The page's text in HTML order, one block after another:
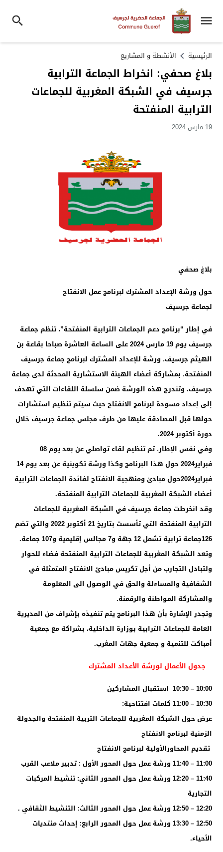
الرئيسية الأنشطة و المشاريع
بلاغ صحفي: انخراط الجماعة الترابية
جرسيف في الشبكة المغربية للجماعات
الترابية المنفتحة
19 مارس 2024
بلاغ صحفي
حول ورشة الإعداد المشترك لبرنامج عمل الانفتاح
لجماعة جرسيف
في إطار “برنامج دعم الجماعات الترابية المنفتحة”، تنظم جماعة
جرسيف يوم 19 مارس 2024 على الساعة العاشرة صباحا بقاعة بن
الهيثم جرسيف، ورشة للإعداد المشترك لبرنامج جماعة جرسيف
المنفتحة، بمشاركة أعضاء الهيئة الاستشارية المحدثة لدى جماعة
جرسيف. وتندرج هذه الورشة ضمن سلسلة اللقاءات التي تهدف
إلى إعداد مسودة لبرنامج الانفتاح حيث سيتم تنظيم استشارات
حولها قبل المصادقة عليها من طرف مجلس جماعة جرسيف خلال
دورة أكتوبر 2024.
وفي نفس الإطار، تم تنظيم لقاء تواصلي عن بعد يوم 08
فبراير2024 حول هذا البرنامج وكذا ورشة تكوينية عن بعد يوم 14
فبراير2024حول مبادئ ومنهجية الانفتاح لفائدة الجماعات الترابية
أعضاء الشبكة المغربية للجماعات الترابية المنفتحة.
وقد انخرطت جماعة جرسيف في الشبكة المغربية للجماعات
الترابية المنفتحة التي تأسست بتاريخ 21 أكتوبر 2022 والتي تضم
126جماعة ترابية تشمل 12 جهة و7 مجالس إقليمية و107 جماعة.
وتعد الشبكة المغربية للجماعات الترابية المنفتحة فضاء للحوار
ولتبادل التجارب من أجل تكريس مبادئ الانفتاح المتمثلة في
الشفافية والمساءلة والحق في الوصول الى المعلومة
والمشاركة المواطنة والرقمنة.
وتجدر الإشارة بأن هذا البرنامج يتم تنفيذه بإشراف من المديرية
العامة للجماعات الترابية بوزارة الداخلية، بشراكة مع جمعية
أمباكت للتنمية و جمعية جهات المغرب.
جدول الأعمال لورشة الأعداد المشترك
10:00 – 10:30 ‏ استقبال المشاركين
10:30 – 11:00 ‏كلمات افتتاحية:
‏عرض حول الشبكة المغربية للجماعات التربية المنفتحة والجدولة
الزمنية لبرنامج الانفتاح
‏ ‏تقديم المحاورالأولية ‏لبرنامج الانفتاح
11:00 – 11:40 ‏ورشة عمل حول المحور الأول : تدبير ملاعب القرب
11:40 – 12:20 ‏ورشة عمل حول المحور ‏الثاني: تنشيط المركبات
التجارية
12:20 – 12:50 ‏ورشة عمل حول المحور ‏الثالث: التنشيط الثقافي .
12:50 – 13:30 ‏ورشة عمل حول المحور ‏الرابع: إحداث منتديات
الأحياء.